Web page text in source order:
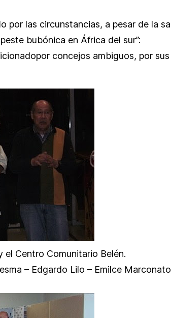
por las circunstancias, a pesar de la
bubónica en África del sur”:
concejos ambiguos, por
Centro Comunitario Belén.
– Edgardo Lilo – Emilce